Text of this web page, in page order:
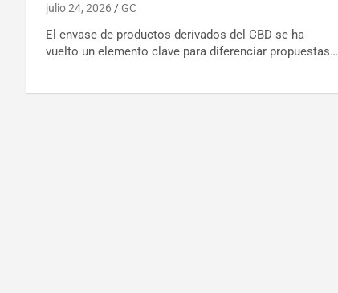
julio 24, 2026 GC
El envase de productos derivados del CBD se ha
vuelto un elemento clave para diferenciar propuestas…